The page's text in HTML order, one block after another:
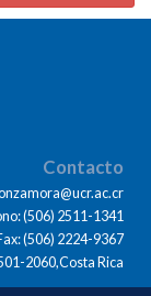
Contacto
(506) 2511-1341
(506) 2224-9367
2060,Costa Rica